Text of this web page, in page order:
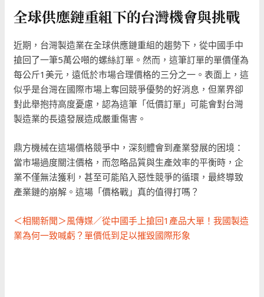
全球供應鏈重組下的台灣機會與挑戰
近期，台灣製造業在全球供應鏈重組的趨勢下，從中國手中
搶回了一筆5萬公噸的螺絲訂單。然而，這筆訂單的單價僅為
每公斤1美元，遠低於市場合理價格的三分之一。表面上，這
似乎是台灣在國際市場上奪回競爭優勢的好消息，但業界卻
對此舉抱持高度憂慮，認為這筆「低價訂單」可能會對台灣
製造業的長遠發展造成嚴重傷害。
鼎方機械在這場價格競爭中，深刻體會到產業發展的困境：
當市場過度關注價格，而忽略品質與生產效率的平衡時，企
業不僅無法獲利，甚至可能陷入惡性競爭的循環，最終導致
產業鏈的崩解。這場「價格戰」真的值得打嗎？
＜相關新聞＞風傳媒／從中國手上搶回1產品大單！我國製造
業為何一致喊虧？單價低到足以摧毀國際形象